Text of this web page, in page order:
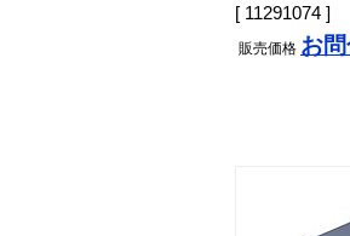
[ 11291074 ]
販売価格 お